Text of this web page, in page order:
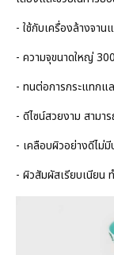
- ใช้กับเครื่องล้างจาน
- ความจุขนาดใหญ่
- ทนต่อการกระแทกแ
- ดีไซน์สวยงาม สามา
- เคลือบผิวอย่างดีไม่
- ผิวสัมผัสเรียบเนียน